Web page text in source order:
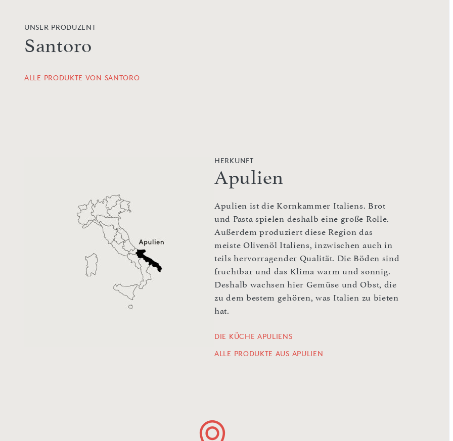
UNSER PRODUZENT
Santoro
ALLE PRODUKTE VON SANTORO
HERKUNFT
Apulien
Apulien ist die Kornkammer Italiens. Brot
und Pasta spielen deshalb eine große Rolle.
Außerdem produziert diese Region das
meiste Olivenöl Italiens, inzwischen auch in
teils hervorragender Qualität. Die Böden sind
fruchtbar und das Klima warm und sonnig.
Deshalb wachsen hier Gemüse und Obst, die
zu dem bestem gehören, was Italien zu bieten
hat.
DIE KÜCHE APULIENS
ALLE PRODUKTE AUS APULIEN